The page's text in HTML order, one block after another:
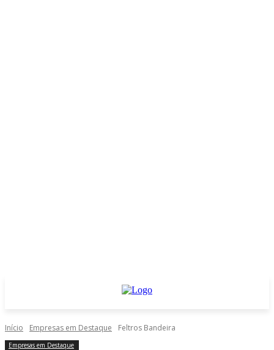
Início Empresas em Destaque Feltros Bandeira
Empresas em Destaque